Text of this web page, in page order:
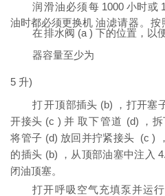
润滑油必须每 1000小时或
油时都必须更换机 油滤请器。按
在排水阀 (a ) 下的位置，以
器容量至少为
5 升)
打开顶部插头 (b) ，打开塞
开接头 (c ) 并 取下管道 (d) ，
将管子 (d) 放回并拧紧接头 (c )
的插头 (b) ，从顶部油塞中注入
闭油顶塞。
打开呼吸空气充填泵并运